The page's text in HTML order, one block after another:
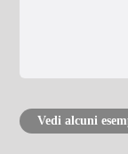
Vedi alcuni